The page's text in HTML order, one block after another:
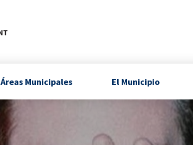
Áreas Municipales El Municipio